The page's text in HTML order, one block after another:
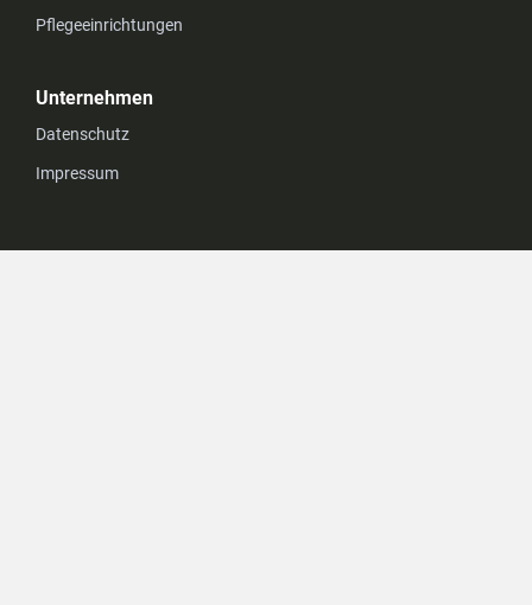
Pflegeeinrichtungen
Unternehmen
Datenschutz
Impressum